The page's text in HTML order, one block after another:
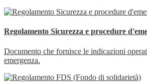
Regolamento Sicurezza e procedure
Documento che fornisce le indicazioni
emergenza.